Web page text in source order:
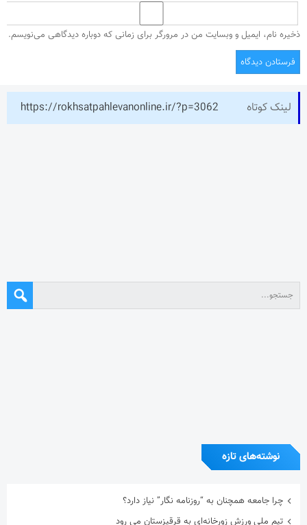
ذخیره نام، ایمیل و وبسایت من در مرورگر برای زمانی که دوباره دیدگاهی می‌نویسم.
لینک کوتاه https://rokhsatpahlevanonline.ir/?p=3062
نوشته‌های تازه